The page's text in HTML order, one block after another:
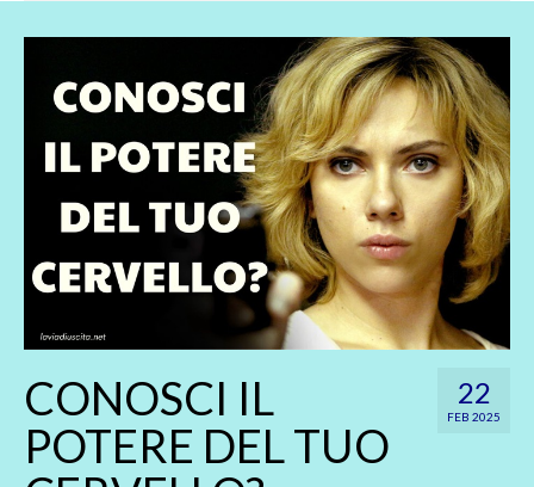
HOME
CHI SIAMO
CONTATTI
22
FEB 2025
CONOSCI IL
POTERE DEL TUO